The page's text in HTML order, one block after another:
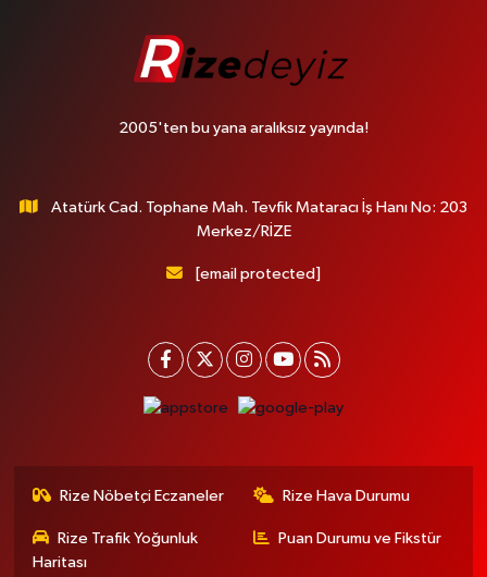
2005'ten bu yana aralıksız yayında!
Atatürk Cad. Tophane Mah. Tevfik Mataracı İş Hanı No: 203
Merkez/RİZE
[email protected]
Rize Nöbetçi Eczaneler Rize Hava Durumu
Rize Trafik Yoğunluk
Haritası
Puan Durumu ve Fikstür